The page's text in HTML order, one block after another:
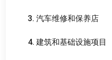
3. 汽车维修和保养店
4. 建筑和基础设施项目